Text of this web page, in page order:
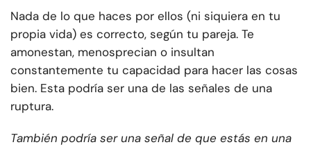
Nada de lo que haces por ellos (ni siquiera en tu
propia vida) es correcto, según tu pareja. Te
amonestan, menosprecian o insultan
constantemente tu capacidad para hacer las cosas
bien. Esta podría ser una de las señales de una
ruptura.
También podría ser una señal de que estás en una